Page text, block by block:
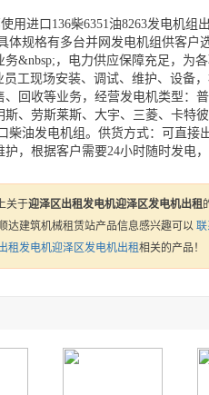
用进口136柴6351油8263发电机
体规格有多台并网发电机组供客户
务&nbsp;，电力供应保障充足，为
员工现场安装、调试、维护、设备
、回收等业务，经营发电机类型：
斯、劳斯莱斯、大宇、三菱、卡特
柴油发电机组。供货方式：可直接
护，根据客户需要24小时随时发电
关于迎泽区出租发电机迎泽区发电机出租
达建筑机械租赁站产品信息感兴趣可以 联
租发电机迎泽区发电机出租相关的产品！